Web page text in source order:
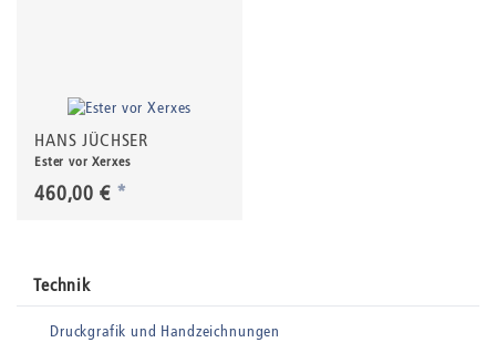
HANS JÜCHSER
Ester vor Xerxes
460,00 € *
Technik
Druckgrafik und Handzeichnungen